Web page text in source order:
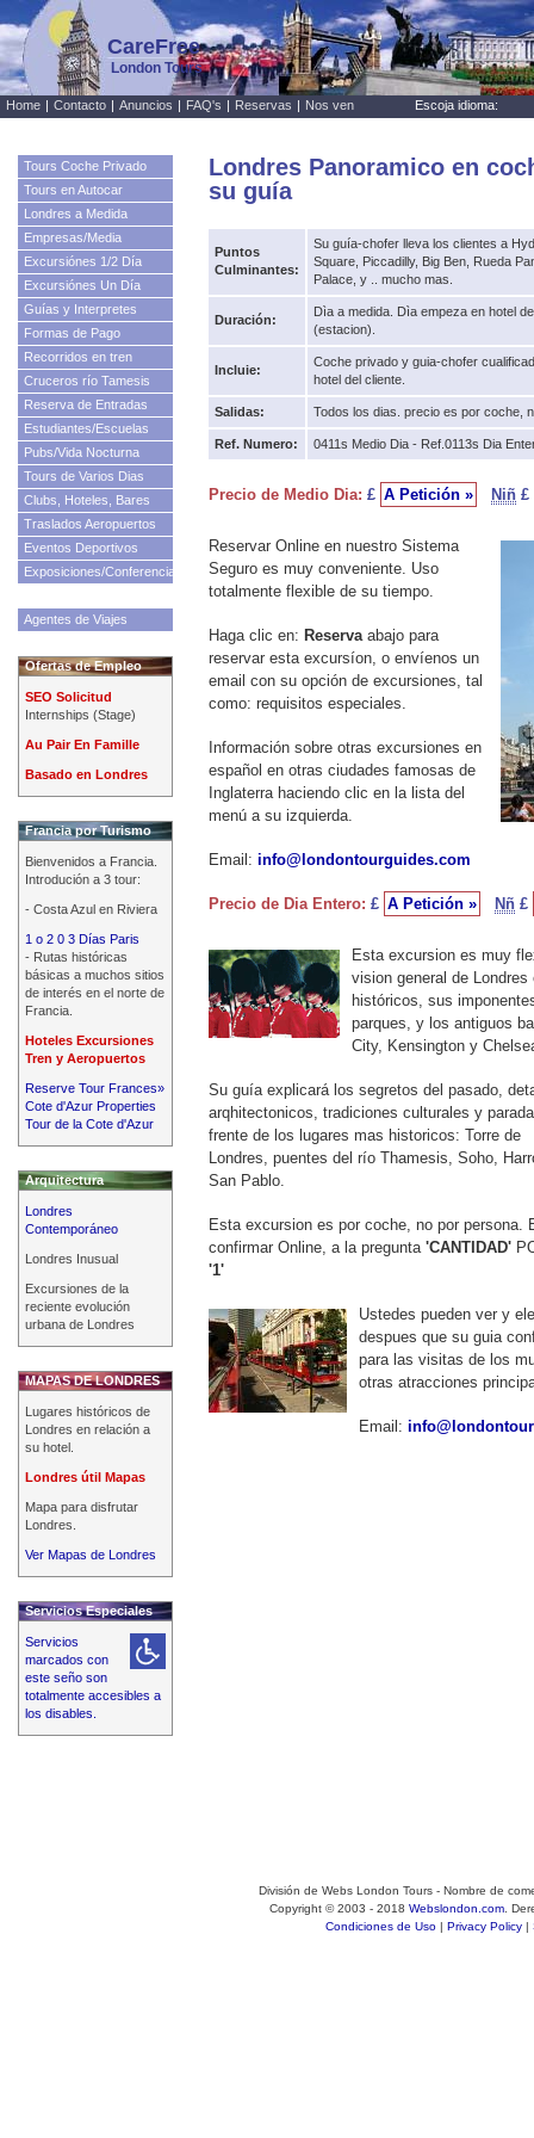
CareFree
London Tours
Londres Panoramico en
su guía
Puntos
Culminantes:
Su guía-chofer lleva los clientes a
Square, Piccadilly, Big Ben, Rueda
Palace, y .. mucho mas.
Duración:
Dìa a medida. Dìa empeza en hotel
(estacion).
Incluie:
Coche privado y guia-chofer
hotel del cliente.
Salidas: Todos los dias. precio es por coche,
Ref. Numero: 0411s Medio Dia - Ref.0113s Dia
Precio de Medio Dia: £ A Petición » Niñ £
Reservar Online en nuestro Sistema
Seguro es muy conveniente. Uso
totalmente flexible de su tiempo.
Haga clic en: Reservaabajo para
reservar esta excursíon, o envíenos un
email con su opción de excursiones, tal
como: requisitos especiales.
Información sobre otras excursiones en
español en otras ciudades famosas de
Inglaterra haciendo clic en la lista del
menú a su izquierda.
Email: info@londontourguides.com
Precio de Dia Entero: £ A Petición » Nñ £
Esta excursion es muy
vision general de
históricos, sus
parques, y los antiguos
City, Kensington y
Su guía explicará los segretos del pasado,
arqhitectonicos, tradiciones culturales y
frente de los lugares mas historicos: Torre de
Londres, puentes del río Thamesis, Soho,
San Pablo.
Esta excursion es por coche, no por persona.
confirmar Online, a la pregunta 'CANTIDAD'
'1'
Ustedes pueden ver y
despues que su guia
para las visitas de los
otras atracciones
Email:
División de Webs London Tours - Nombre de
Copyright © 2003 - 2018 Webslondon.com .
Condiciones de Uso| Privacy Policy|
Home | Contacto | Anuncios | FAQ's | Reservas | Nos ven Escoja idioma:
Tours Coche Privado
Tours en Autocar
Londres a Medida
Empresas/Media
Excursiónes 1/2 Día
Excursiónes Un Día
Guías y Interpretes
Formas de Pago
Recorridos en tren
Cruceros río Tamesis
Reserva de Entradas
Estudiantes/Escuelas
Pubs/Vida Nocturna
Tours de Varios Dias
Clubs, Hoteles, Bares
Traslados Aeropuertos
Eventos Deportivos
Exposiciones/Conferencias
Agentes de Viajes
Ofertas de Empleo
SEO Solicitud
Internships (Stage)
Au Pair En Famille
Basado en Londres
Francia por Turismo
Bienvenidos a Francia.
Introdución a 3 tour:
- Costa Azul en Riviera
1 o 2 0 3 Días Paris
- Rutas históricas
básicas a muchos sitios
de interés en el norte de
Francia.
Hoteles Excursiones
Tren y Aeropuertos
Reserve Tour Frances»
Cote d'Azur Properties
Tour de la Cote d'Azur
Arquitectura
Londres
Contemporáneo
Londres Inusual
Excursiones de la
reciente evolución
urbana de Londres
MAPAS DE LONDRES
Lugares históricos de
Londres en relación a
su hotel.
Londres útil Mapas
Mapa para disfrutar
Londres.
Ver Mapas de Londres
Servicios Especiales
Servicios
marcados con
este seño son
totalmente accesibles a
los disables.